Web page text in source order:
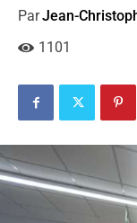
ParJean-
1101